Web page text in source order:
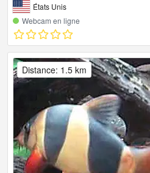
États Unis
Webcam en ligne
Distance: 1.5 km